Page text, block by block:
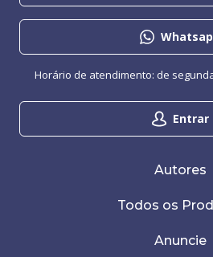
Entrar
Horário de atendimento: de
Autores
Todos os
Anuncie